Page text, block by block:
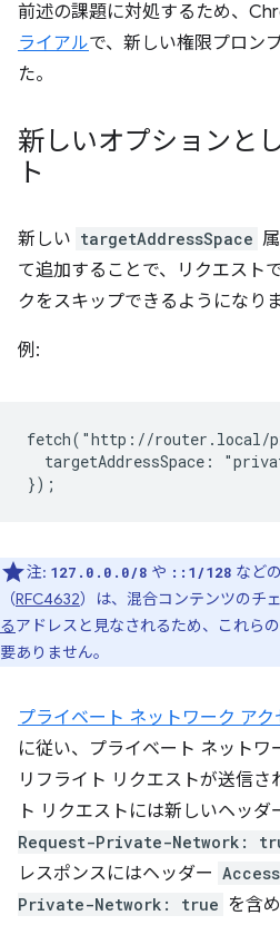
前述の課題に対処するため、
ライアルで、新しい権限プロン
た。
新しいオプションと
ト
新しい targetAddressSpace
て追加することで、リクエスト
クをスキップできるようになりま
例:
fetch("http://router.local/
targetAddressSpace:
注: 127.0.0.0/8 や ::1/128 など
（RFC4632）は、混合コンテンツのチ
るアドレスと見なされるため、これら
要ありません。
プライベート ネットワーク ア
に従い、プライベート ネット
リフライト リクエストが送信さ
ト リクエストには新しいヘッダ
Request-Private-Network:
レスポンスにはヘッダー
Private-Network: true を含